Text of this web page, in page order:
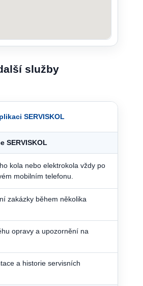
služby
SERVISKOL
kola nebo elektrokola vždy po
mobilním telefonu.
zakázky během několika
opravy a upozornění na
a historie servisních